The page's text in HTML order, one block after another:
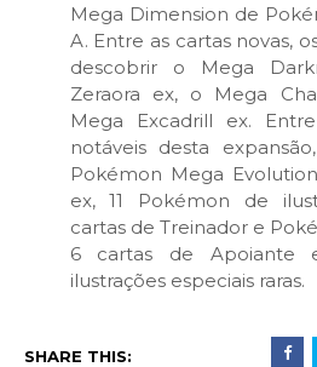
Mega Dimension de
A. Entre as cartas novas,
descobrir o Mega
Zeraora ex, o Mega
Mega Excadrill ex.
notáveis desta
Pokémon Mega
ex, 11 Pokémon de
cartas de Treinador e
6 cartas de Apoiante
ilustrações especiais raras.
SHARE THIS: